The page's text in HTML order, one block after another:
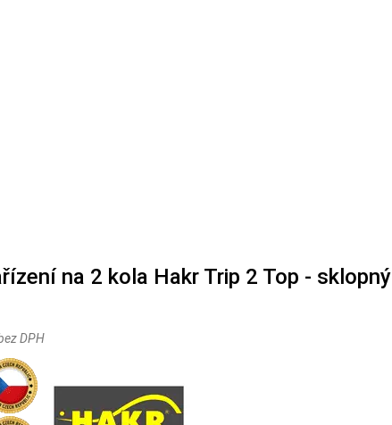
na 2 kola Hakr Trip 2 Top - sklopný
DPH